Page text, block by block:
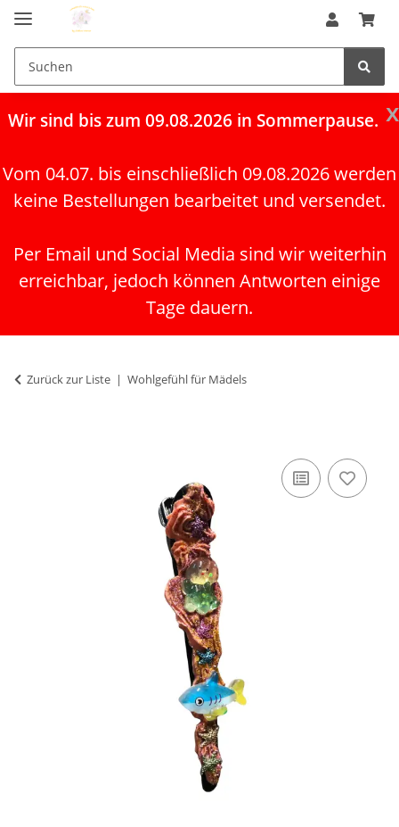
x
Wir sind bis zum 09.08.2026 in Sommerpause.
Vom 04.07. bis einschließlich 09.08.2026 werden
keine Bestellungen bearbeitet und versendet.
Per Email und Social Media sind wir weiterhin
erreichbar, jedoch können Antworten einige
Tage dauern.
Zurück zur Liste Wohlgefühl für Mädels